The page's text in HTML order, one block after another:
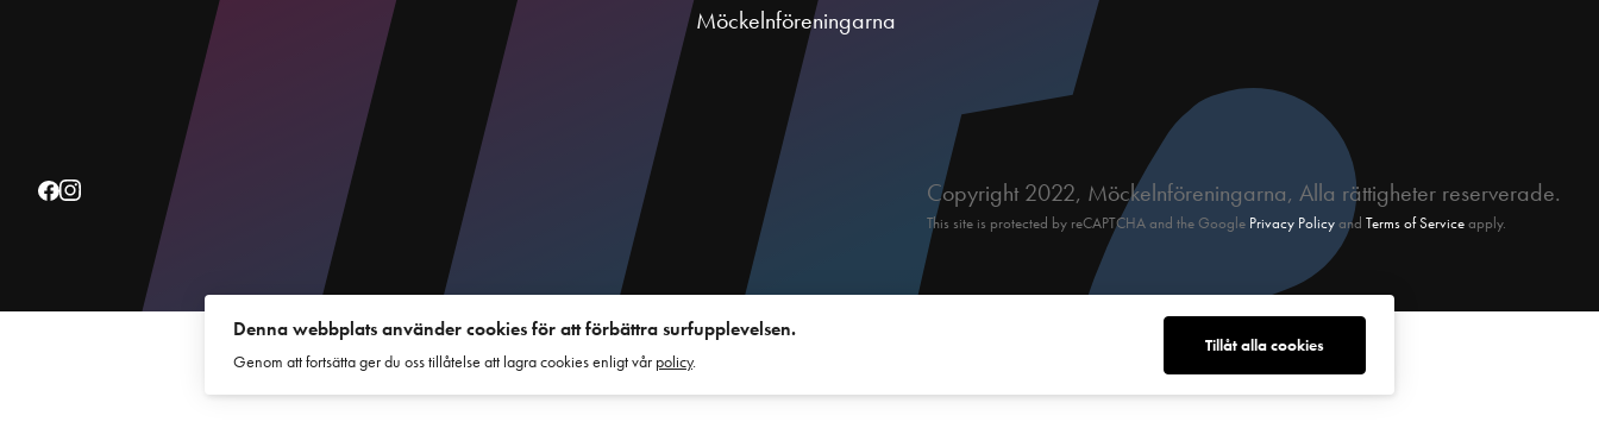
Möckelnföreningarna
Copyright 2022, Möckelnföreningarna, Alla rättigheter reserverade.
This site is protected by reCAPTCHA and the Google Privacy Policyand Terms of Serviceapply.
Denna webbplats använder cookies för att förbättra surfupplevelsen.
Genom att fortsätta ger du oss tillåtelse att lagra cookies enligt vår policy.
Tillåt alla cookies